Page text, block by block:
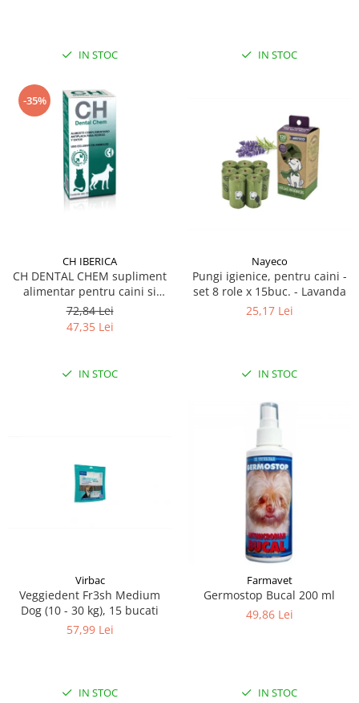
IN STOC IN STOC
-35%
CH IBERICA
CH DENTAL CHEM supliment
alimentar pentru caini si
pisici, recomandat pentru
prevenirea formarii placii
bacteriene si a tartului 50 g
72,84 Lei
47,35 Lei
IN STOC
Nayeco
Pungi igienice, pentru caini -
set 8 role x 15buc. - Lavanda
25,17 Lei
IN STOC
Virbac
Veggiedent Fr3sh Medium
Dog (10 - 30 kg), 15 bucati
57,99 Lei
IN STOC
Farmavet
Germostop Bucal 200 ml
49,86 Lei
IN STOC